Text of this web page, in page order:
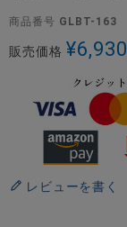
商品番号 GLBT-163
販売価格 ¥6,930
レビューを書く